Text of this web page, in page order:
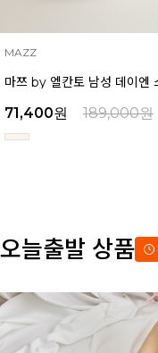
INTENSE
41,650원 139,000원
오늘출발 상품